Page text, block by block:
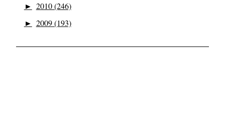
► 2010 (246)
► 2009 (193)